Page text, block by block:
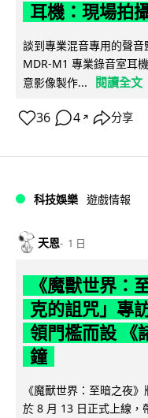
耳機：現場拍
談到專業混音專用的聲
MDR-M1 專業錄音室耳
意影像製作...
閱讀全文
36 4 ↗ 分享
科技娛樂 遊戲情報
天恩 1 日
《魔獸世界：
克的詛咒」專
領門檻而設 《
鐘
《魔獸世界：至暗之夜
於 8 月 13 日正式上線，